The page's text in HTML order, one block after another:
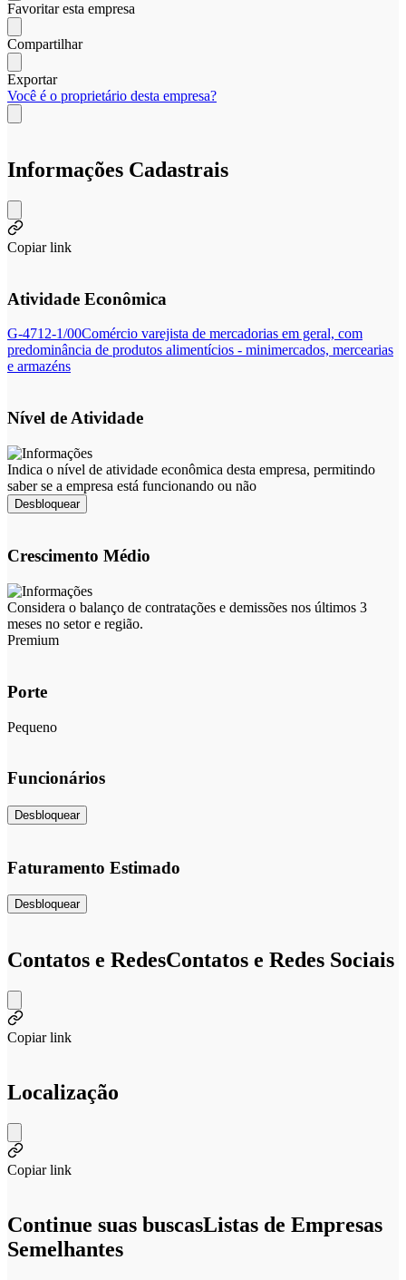
Favoritar esta empresa
Compartilhar
Exportar
Você é o proprietário desta empresa?
Informações Cadastrais
Copiar link
Atividade Econômica
G-4712-1/00Comércio varejista de mercadorias em geral, com
predominância de produtos alimentícios - minimercados, mercearias
e armazéns
Nível de Atividade
Indica o nível de atividade econômica desta empresa, permitindo
saber se a empresa está funcionando ou não
Desbloquear
Crescimento Médio
Considera o balanço de contratações e demissões nos últimos 3
meses no setor e região.
Premium
Porte
Pequeno
Funcionários
Desbloquear
Faturamento Estimado
Desbloquear
Contatos e RedesContatos e Redes Sociais
Copiar link
Localização
Copiar link
Continue suas buscasListas de Empresas
Semelhantes